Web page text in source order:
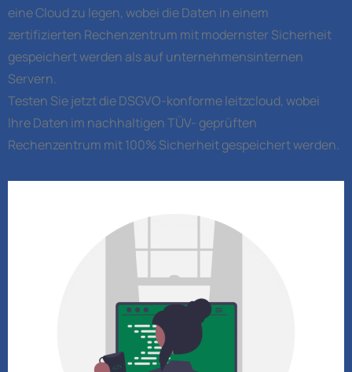
eine Cloud zu legen, wobei die Daten in einem
zertifizierten Rechenzentrum mit modernster Sicherheit
gespeichert werden als auf unternehmensinternen
Servern.
Testen Sie jetzt die DSGVO-konforme leitzcloud, wobei
Ihre Daten im nachhaltigen TÜV- geprüften
Rechenzentrum mit 100% Sicherheit gespeichert werden.